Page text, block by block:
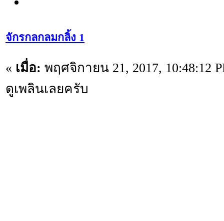
จักรกลกลมกลิ้ง 1
« เมื่อ: พฤศจิกายน 21, 2017, 10:48:12
ดูเพลินเลยครับ